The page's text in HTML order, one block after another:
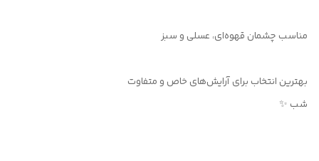
مناسب چشمان قهوه‌ای، عسلی و سبز
بهترین انتخاب برای آرایش‌های خاص و متفاوت
شب ✨